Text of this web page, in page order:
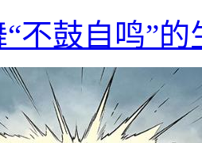
不鼓自鸣”